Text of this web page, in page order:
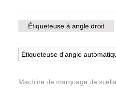
Étiqueteuse à angle droit
Étiqueteuse d'angle
Machine de marquage de